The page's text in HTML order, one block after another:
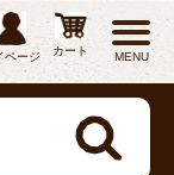
ページ カート MENU